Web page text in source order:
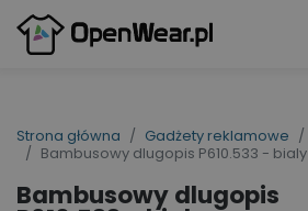
Strona główna Gadżety reklamowe
Bambusowy dlugopis P610.533 - bialy
Bambusowy dlugopis